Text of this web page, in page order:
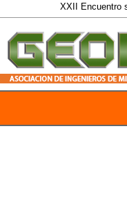
XXII Encuentro sobre